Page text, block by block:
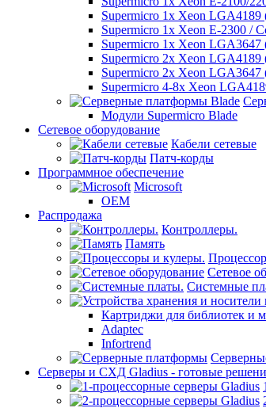
Supermicro 1x Xeon LGA4189
Supermicro 1x Xeon E-2300 /
Supermicro 1x Xeon LGA3647
Supermicro 2x Xeon LGA4189
Supermicro 2x Xeon LGA3647
Supermicro 4-8x Xeon
Модули Supermicro Blade
Сетевое оборудование
Кабели сетевые
Патч-корды
Программное обеспечение
Microsoft
OEM
Распродажа
Контроллеры.
Память
Сетевое
Системные
Картриджи для библиотек и
Adaptec
Infortrend
Серверы и СХД Gladius - готовые